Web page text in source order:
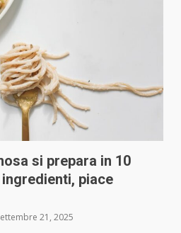
si prepara in 10
piace
21, 2025